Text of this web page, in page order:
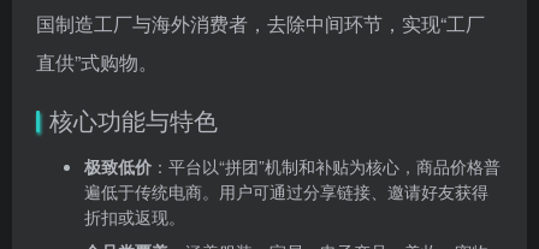
国制造工厂与海外消费者，去除中间环节，实现“工厂
直供”式购物。
核心功能与特色
极致低价 ：平台以“拼团”机制和补贴为核心，商品价格普
遍低于传统电商。用户可通过分享链接、邀请好友获得
折扣或返现。